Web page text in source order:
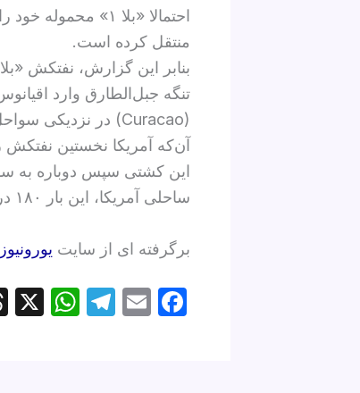
احتمالا «بلا ۱»
منتقل کرده است.
تنگه جبل‌الطارق وارد
آن‌که آمریکا نخستین نفتکش
این کشتی سپس دوباره به
ساحلی آمریکا، این بار ۱۸۰ درجه چرخید و از ونزوئلا دور شد.
برگرفته ای از سایت
F
E
T
W